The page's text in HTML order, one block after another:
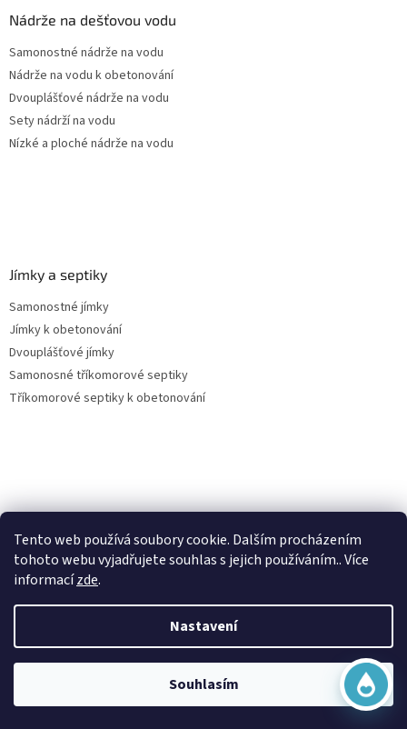
Tento web používá soubory cookie. Dalším procházením
tohoto webu vyjadřujete souhlas s jejich používáním.. Více
informacízde.
Nastavení
Souhlasím
Nádrže na dešťovou vodu
Samonostné nádrže na vodu
Nádrže na vodu k obetonování
Dvouplášťové nádrže na vodu
Sety nádrží na vodu
Nízké a ploché nádrže na vodu
Jímky a septiky
Samonostné jímky
Jímky k obetonování
Dvouplášťové jímky
Samonosné tříkomorové septiky
Tříkomorové septiky k obetonování
Kontakty
Posouzení nároku na dotaci dešťovka
O nás
Ochrana osobních údajů
Online
Začít konverzaci